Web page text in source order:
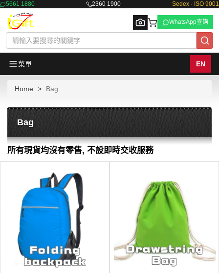
5661 1880 2360 1900 Sedex · ISO 9001
WhatsApp查詢
菜單 EN
Home Bag
Bag
所有現貨均沒有零售, 不設即時交收服務